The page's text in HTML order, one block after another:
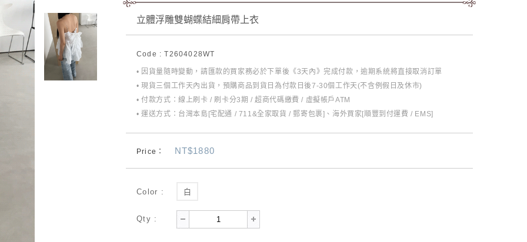
立體浮雕雙蝴蝶結細肩帶上衣
Code : T2604028WT
• 因貨量隨時變動，請匯款的買家務必於下單後《3天內》完成付款，逾期系統將直接取消訂單
• 現貨三個工作天內出貨，預購商品到貨日為付款日後7-30個工作天(不含例假日及休市)
• 付款方式：線上刷卡 / 刷卡分3期 / 超商代碼繳費 / 虛擬帳戶ATM
• 運送方式：台灣本島[宅配通 / 711&全家取貨 / 郵寄包裹]、海外買家[順豐到付運費 / EMS]
Price： NT$1880
Color : 白
Qty :